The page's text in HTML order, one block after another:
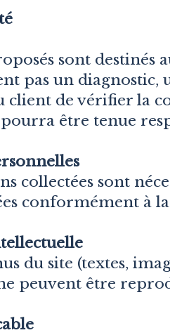
sont destinés
pas un
de vérifier la
être tenue
collectées sont
conformément à
du site (textes,
peuvent être